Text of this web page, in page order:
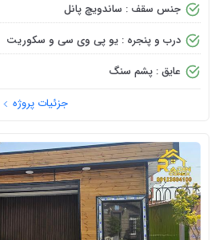
جنس سقف : ساندویچ پانل
درب و پنجره : یو پی وی سی و سکوریت
عایق : پشم سنگ
جزئیات پروژه